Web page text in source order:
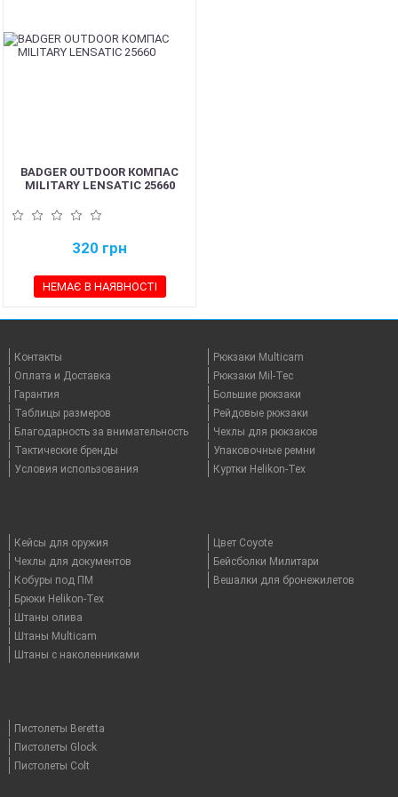
BADGER OUTDOOR КОМПАС
MILITARY LENSATIC 25660
320 грн
НЕМАЄ В НАЯВНОСТІ
Контакты
Оплата и Доставка
Гарантия
Таблицы размеров
Благодарность за внимательность
Тактические бренды
Условия использования
Рюкзаки Multicam
Рюкзаки Mil-Tec
Большие рюкзаки
Рейдовые рюкзаки
Чехлы для рюкзаков
Упаковочные ремни
Куртки Helikon-Tex
Кейсы для оружия
Чехлы для документов
Кобуры под ПМ
Брюки Helikon-Tex
Штаны олива
Штаны Multicam
Штаны с наколенниками
Цвет Coyote
Бейсболки Милитари
Вешалки для бронежилетов
Пистолеты Beretta
Пистолеты Glock
Пистолеты Colt